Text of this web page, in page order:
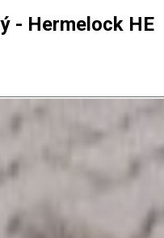
- Hermelock HE